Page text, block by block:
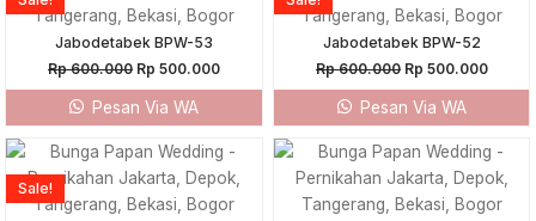
Jabodetabek BPW-53
Rp600.000
Rp 600.000.
Rp 500.000
Rp 500.000.
Pesan Via WA
Jabodetabek BPW-52
Rp600.000
Rp 600.000.
Rp 500.000
Pesan Via WA
Sale!
Original
price
was:
Rp 600.000.
Current
price
is:
Rp 500.000.